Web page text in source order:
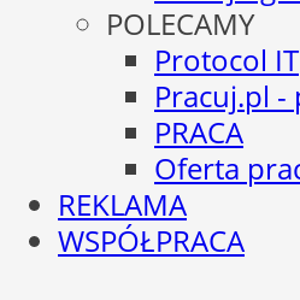
POLECAMY
Protocol IT
Pracuj.pl -
PRACA
Oferta
REKLAMA
WSPÓŁPRACA